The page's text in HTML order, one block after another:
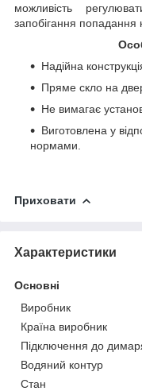
можливість
запобігання попадання
Надійна
Пряме скло на
Не вимагає
Виготовлена у
нормами.
Приховати
Характеристики
Основні
Виробник
Країна виробник
Підключення до
Водяний контур
Стан